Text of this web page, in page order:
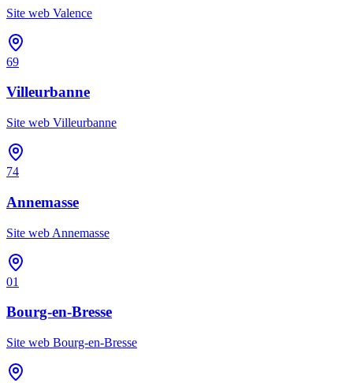
Site web Valence
69
Villeurbanne
Site web Villeurbanne
74
Annemasse
Site web Annemasse
01
Bourg-en-Bresse
Site web Bourg-en-Bresse